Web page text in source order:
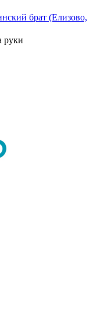
брат (Елизово,
руки